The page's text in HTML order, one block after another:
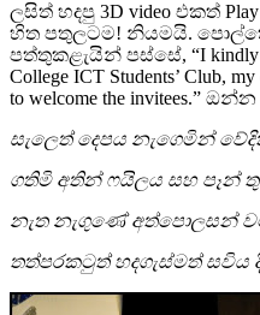
ලසිත් හදපු 3D video එකත්
හිත පතුලටම! නියමයි.
පත්තුකළැයින් පස්සේ, “I kindly
College ICT Students’ Club,
to welcome the invitees.”
සැලෙත් දෙපය නැගෙමින්
ගතිමි අතින් ෆයිලය සහ පෑන්
නැත නැගුණේ අත්පොලසන්
තත්පරකටුත් හදගැස්මත් සවිය